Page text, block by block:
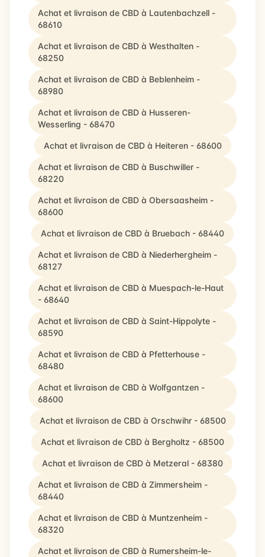
Achat et livraison de CBD à Lautenbachzell -
68610
Achat et livraison de CBD à Westhalten -
68250
Achat et livraison de CBD à Beblenheim -
68980
Achat et livraison de CBD à Husseren-
Wesserling - 68470
Achat et livraison de CBD à Heiteren - 68600
Achat et livraison de CBD à Buschwiller -
68220
Achat et livraison de CBD à Obersaasheim -
68600
Achat et livraison de CBD à Bruebach - 68440
Achat et livraison de CBD à Niederhergheim -
68127
Achat et livraison de CBD à Muespach-le-Haut
- 68640
Achat et livraison de CBD à Saint-Hippolyte -
68590
Achat et livraison de CBD à Pfetterhouse -
68480
Achat et livraison de CBD à Wolfgantzen -
68600
Achat et livraison de CBD à Orschwihr - 68500
Achat et livraison de CBD à Bergholtz - 68500
Achat et livraison de CBD à Metzeral - 68380
Achat et livraison de CBD à Zimmersheim -
68440
Achat et livraison de CBD à Muntzenheim -
68320
Achat et livraison de CBD à Rumersheim-le-